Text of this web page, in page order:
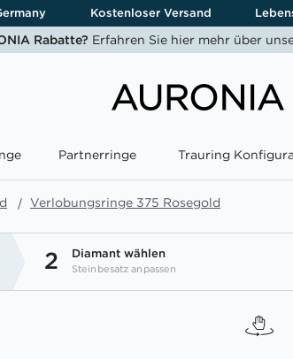
Kostenloser Versand
Rabatte? Erfahren Sie hier mehr über
Partnerringe Trauring
Verlobungsringe 375 Rosegold
2 Diamant wählen
Steinbesatz anpassen